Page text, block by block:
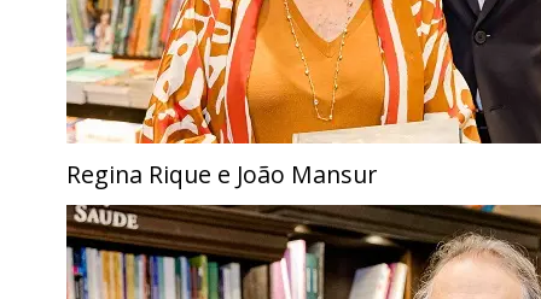
Regina Rique e João Mansur